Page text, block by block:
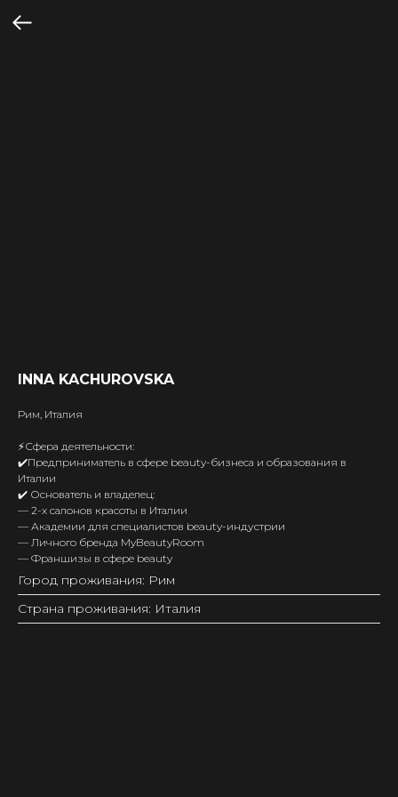
INNA KACHUROVSKA
Рим, Италия
⚡️Сфера деятельности:
✔️Предприниматель в сфере beauty-бизнеса и образования в
Италии
✔️ Основатель и владелец:
— 2-х салонов красоты в Италии
— Академии для специалистов beauty-индустрии
— Личного бренда MyBeautyRoom
— Франшизы в сфере beauty
Город проживания: Рим
Страна проживания: Италия